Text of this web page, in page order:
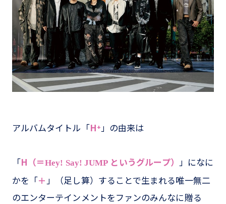
アルバムタイトル「H⁺ 」の由来は
「H（＝Hey! Say! JUMP というグループ） 」になに
かを「＋ 」（足し算）することで生まれる唯一無二
のエンターテインメントをファンのみんなに贈る